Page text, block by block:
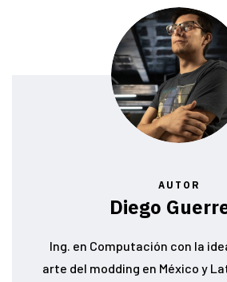
AUTOR
Diego
Ing. en Computación con la
arte del modding en México y